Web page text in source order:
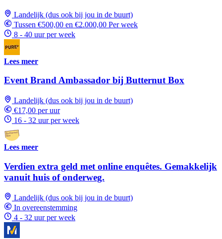
Landelijk (dus ook bij jou in de buurt)
Tussen €500,00 en €2.000,00 Per week
8 - 40 uur per week
Lees meer
Event Brand Ambassador bij Butternut Box
Landelijk (dus ook bij jou in de buurt)
€17,00 per uur
16 - 32 uur per week
Lees meer
Verdien extra geld met online enquêtes. Gemakkelijk
vanuit huis of onderweg.
Landelijk (dus ook bij jou in de buurt)
In overeenstemming
4 - 32 uur per week